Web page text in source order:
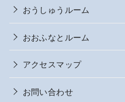
おうしゅうルーム
おおふなとルーム
アクセスマップ
お問い合わせ